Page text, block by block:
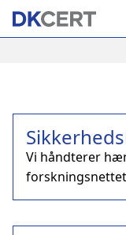
Skip
Vi håndterer